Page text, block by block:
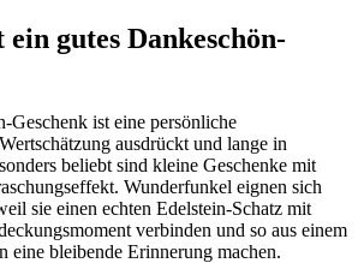
gutes Dankeschön-
Geschenk ist eine persönliche
ausdrückt und lange in
beliebt sind kleine Geschenke mit
Wunderfunkel eignen sich
sie einen echten Edelstein-Schatz mit
verbinden und so aus einem
eine bleibende Erinnerung machen.